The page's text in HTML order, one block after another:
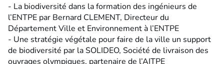
- La biodiversité dans la formation des ingénieurs de
l’ENTPE par Bernard CLEMENT, Directeur du
Département Ville et Environnement à l’ENTPE
- Une stratégie végétale pour faire de la ville un support
de biodiversité par la SOLIDEO, Société de livraison des
ouvrages olympiques, partenaire de l’AITPE